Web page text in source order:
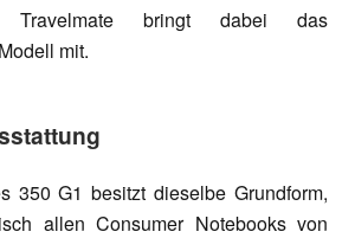
Travelmate bringt dabei das
mit.
350 G1 besitzt dieselbe Grundform,
allen Consumer Notebooks von